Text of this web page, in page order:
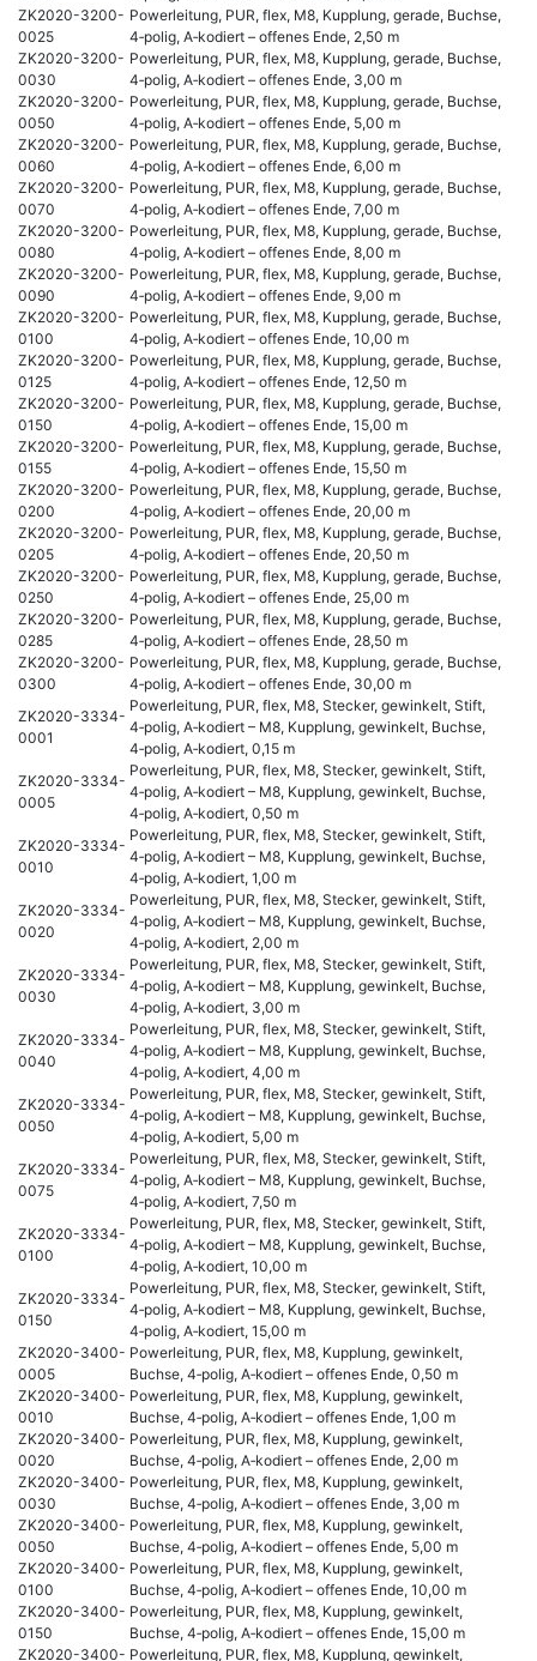
ZK2020-3200-
0025
Powerleitung, PUR, flex, M8, Kupplung, gerade, Buchse,
4‑polig, A‑kodiert – offenes Ende, 2,50 m
ZK2020-3200-
0030
Powerleitung, PUR, flex, M8, Kupplung, gerade, Buchse,
4‑polig, A‑kodiert – offenes Ende, 3,00 m
ZK2020-3200-
0050
Powerleitung, PUR, flex, M8, Kupplung, gerade, Buchse,
4‑polig, A‑kodiert – offenes Ende, 5,00 m
ZK2020-3200-
0060
Powerleitung, PUR, flex, M8, Kupplung, gerade, Buchse,
4‑polig, A‑kodiert – offenes Ende, 6,00 m
ZK2020-3200-
0070
Powerleitung, PUR, flex, M8, Kupplung, gerade, Buchse,
4‑polig, A‑kodiert – offenes Ende, 7,00 m
ZK2020-3200-
0080
Powerleitung, PUR, flex, M8, Kupplung, gerade, Buchse,
4‑polig, A‑kodiert – offenes Ende, 8,00 m
ZK2020-3200-
0090
Powerleitung, PUR, flex, M8, Kupplung, gerade, Buchse,
4‑polig, A‑kodiert – offenes Ende, 9,00 m
ZK2020-3200-
0100
Powerleitung, PUR, flex, M8, Kupplung, gerade, Buchse,
4‑polig, A‑kodiert – offenes Ende, 10,00 m
ZK2020-3200-
0125
Powerleitung, PUR, flex, M8, Kupplung, gerade, Buchse,
4‑polig, A‑kodiert – offenes Ende, 12,50 m
ZK2020-3200-
0150
Powerleitung, PUR, flex, M8, Kupplung, gerade, Buchse,
4‑polig, A‑kodiert – offenes Ende, 15,00 m
ZK2020-3200-
0155
Powerleitung, PUR, flex, M8, Kupplung, gerade, Buchse,
4‑polig, A‑kodiert – offenes Ende, 15,50 m
ZK2020-3200-
0200
Powerleitung, PUR, flex, M8, Kupplung, gerade, Buchse,
4‑polig, A‑kodiert – offenes Ende, 20,00 m
ZK2020-3200-
0205
Powerleitung, PUR, flex, M8, Kupplung, gerade, Buchse,
4‑polig, A‑kodiert – offenes Ende, 20,50 m
ZK2020-3200-
0250
Powerleitung, PUR, flex, M8, Kupplung, gerade, Buchse,
4‑polig, A‑kodiert – offenes Ende, 25,00 m
ZK2020-3200-
0285
Powerleitung, PUR, flex, M8, Kupplung, gerade, Buchse,
4‑polig, A‑kodiert – offenes Ende, 28,50 m
ZK2020-3200-
0300
Powerleitung, PUR, flex, M8, Kupplung, gerade, Buchse,
4‑polig, A‑kodiert – offenes Ende, 30,00 m
ZK2020-3334-
0001
Powerleitung, PUR, flex, M8, Stecker, gewinkelt, Stift,
4‑polig, A‑kodiert – M8, Kupplung, gewinkelt, Buchse,
4‑polig, A‑kodiert, 0,15 m
ZK2020-3334-
0005
Powerleitung, PUR, flex, M8, Stecker, gewinkelt, Stift,
4‑polig, A‑kodiert – M8, Kupplung, gewinkelt, Buchse,
4‑polig, A‑kodiert, 0,50 m
ZK2020-3334-
0010
Powerleitung, PUR, flex, M8, Stecker, gewinkelt, Stift,
4‑polig, A‑kodiert – M8, Kupplung, gewinkelt, Buchse,
4‑polig, A‑kodiert, 1,00 m
ZK2020-3334-
0020
Powerleitung, PUR, flex, M8, Stecker, gewinkelt, Stift,
4‑polig, A‑kodiert – M8, Kupplung, gewinkelt, Buchse,
4‑polig, A‑kodiert, 2,00 m
ZK2020-3334-
0030
Powerleitung, PUR, flex, M8, Stecker, gewinkelt, Stift,
4‑polig, A‑kodiert – M8, Kupplung, gewinkelt, Buchse,
4‑polig, A‑kodiert, 3,00 m
ZK2020-3334-
0040
Powerleitung, PUR, flex, M8, Stecker, gewinkelt, Stift,
4‑polig, A‑kodiert – M8, Kupplung, gewinkelt, Buchse,
4‑polig, A‑kodiert, 4,00 m
ZK2020-3334-
0050
Powerleitung, PUR, flex, M8, Stecker, gewinkelt, Stift,
4‑polig, A‑kodiert – M8, Kupplung, gewinkelt, Buchse,
4‑polig, A‑kodiert, 5,00 m
ZK2020-3334-
0075
Powerleitung, PUR, flex, M8, Stecker, gewinkelt, Stift,
4‑polig, A‑kodiert – M8, Kupplung, gewinkelt, Buchse,
4‑polig, A‑kodiert, 7,50 m
ZK2020-3334-
0100
Powerleitung, PUR, flex, M8, Stecker, gewinkelt, Stift,
4‑polig, A‑kodiert – M8, Kupplung, gewinkelt, Buchse,
4‑polig, A‑kodiert, 10,00 m
ZK2020-3334-
0150
Powerleitung, PUR, flex, M8, Stecker, gewinkelt, Stift,
4‑polig, A‑kodiert – M8, Kupplung, gewinkelt, Buchse,
4‑polig, A‑kodiert, 15,00 m
ZK2020-3400-
0005
Powerleitung, PUR, flex, M8, Kupplung, gewinkelt,
Buchse, 4‑polig, A‑kodiert – offenes Ende, 0,50 m
ZK2020-3400-
0010
Powerleitung, PUR, flex, M8, Kupplung, gewinkelt,
Buchse, 4‑polig, A‑kodiert – offenes Ende, 1,00 m
ZK2020-3400-
0020
Powerleitung, PUR, flex, M8, Kupplung, gewinkelt,
Buchse, 4‑polig, A‑kodiert – offenes Ende, 2,00 m
ZK2020-3400-
0030
Powerleitung, PUR, flex, M8, Kupplung, gewinkelt,
Buchse, 4‑polig, A‑kodiert – offenes Ende, 3,00 m
ZK2020-3400-
0050
Powerleitung, PUR, flex, M8, Kupplung, gewinkelt,
Buchse, 4‑polig, A‑kodiert – offenes Ende, 5,00 m
ZK2020-3400-
0100
Powerleitung, PUR, flex, M8, Kupplung, gewinkelt,
Buchse, 4‑polig, A‑kodiert – offenes Ende, 10,00 m
ZK2020-3400-
0150
Powerleitung, PUR, flex, M8, Kupplung, gewinkelt,
Buchse, 4‑polig, A‑kodiert – offenes Ende, 15,00 m
ZK2020-3400- Powerleitung, PUR, flex, M8, Kupplung, gewinkelt,